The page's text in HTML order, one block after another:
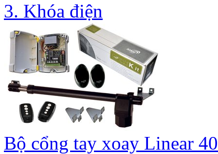
3. Khóa điện
Bộ cổng tay xoay Linear